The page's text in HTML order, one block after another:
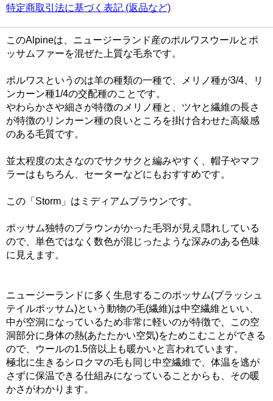
特定商取引法に基づく表記 (返品など)
このAlpineは、ニュージーランド産のポルワスウールとポ
ッサムファーを混ぜた上質な毛糸です。
ポルワスというのは羊の種類の一種で、メリノ種が3/4、リ
ンカーン種1/4の交配種のことです。
やわらかさや細さが特徴のメリノ種と、ツヤと繊維の長さ
が特徴のリンカーン種の良いところを掛け合わせた高級感
のある毛質です。
並太程度の太さなのでサクサクと編みやすく、帽子やマフ
ラーはもちろん、セーターなどにもおすすめです。
この「Storm」はミディアムブラウンです。
ポッサム独特のブラウンがかった毛羽が見え隠れしている
ので、単色ではなく数色が混じったような深みのある色味
に見えます。
ニュージーランドに多く生息するこのポッサム(ブラッシュ
テイルポッサム)という動物の毛(繊維)は中空繊維といい、
中が空洞になっているため非常に軽いのが特徴で、この空
洞部分に身体の熱(あたたかい空気)をためこむことができる
ので、ウールの1.5倍以上も暖かいと言われています。
極北に生きるシロクマの毛も同じ中空繊維で、体温を逃が
さずに保温できる仕組みになっていることからも、その暖
かさがわかります。